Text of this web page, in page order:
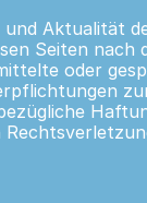
Aktualität
Seiten nach
oder